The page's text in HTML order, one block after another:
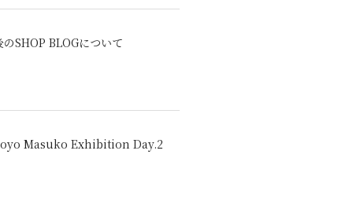
のSHOP BLOGについて
Masuko Exhibition Day.2